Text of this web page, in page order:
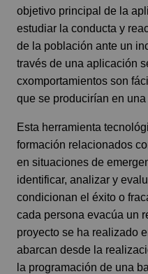
objetivo principal de la
estudiar la conducta y
de la población ante un
través de una aplicación
cxomportamientos son
que se producirían en
Esta herramienta
formación relacionados
en situaciones de
identificar, analizar y
condicionan el éxito o
cada persona evacúa un
proyecto se ha realizado
abarcan desde la
la programación de una